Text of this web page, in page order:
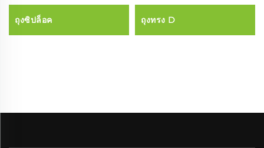
ถุงซิปล็อค ถุงทรง D